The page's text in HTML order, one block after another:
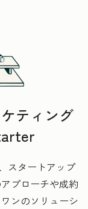
ティング
スタートアップ
プローチや成約
ンのソリューシ